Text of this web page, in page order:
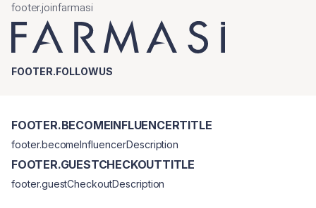
footer.joinfarmasi
FOOTER.FOLLOWUS
FOOTER.BECOMEINFLUENCERTITLE
footer.becomeInfluencerDescription
FOOTER.GUESTCHECKOUTTITLE
footer.guestCheckoutDescription